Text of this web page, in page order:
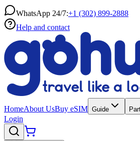
WhatsApp 24/7:+1 (302) 899-2888
Help and contact
HomeAbout UsBuy eSIM Guide
Login